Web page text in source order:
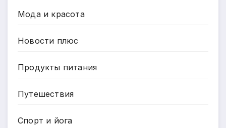
Мода и красота
Новости плюс
Продукты питания
Путешествия
Спорт и йога